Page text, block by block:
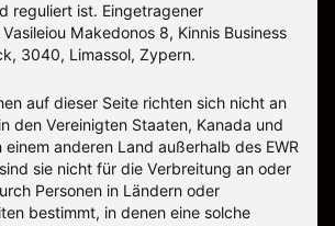
reguliert ist. Eingetragener
Makedonos 8, Kinnis Business
3040, Limassol, Zypern.
auf dieser Seite richten sich nicht an
den Vereinigten Staaten, Kanada und
einem anderen Land außerhalb des EWR
sie nicht für die Verbreitung an oder
Personen in Ländern oder
bestimmt, in denen eine solche